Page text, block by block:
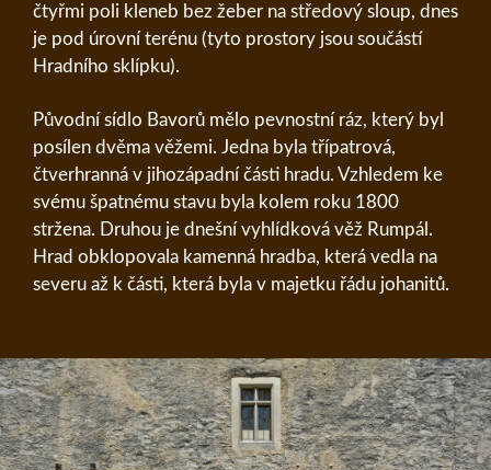
čtyřmi poli kleneb bez žeber na středový sloup, dnes
je pod úrovní terénu (tyto prostory jsou součástí
Hradního sklípku).
Původní sídlo Bavorů mělo pevnostní ráz, který byl
posílen dvěma věžemi. Jedna byla třípatrová,
čtverhranná v jihozápadní části hradu. Vzhledem ke
svému špatnému stavu byla kolem roku 1800
stržena. Druhou je dnešní vyhlídková věž Rumpál.
Hrad obklopovala kamenná hradba, která vedla na
severu až k části, která byla v majetku řádu johanitů.